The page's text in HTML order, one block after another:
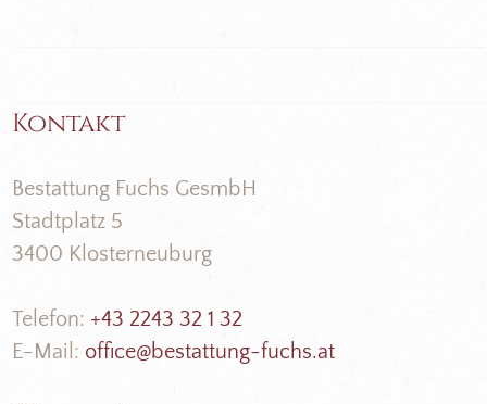
Kontakt
Bestattung Fuchs GesmbH
Stadtplatz 5
3400 Klosterneuburg
Telefon: +43 2243 32 1 32
E-Mail: office@bestattung-fuchs.at